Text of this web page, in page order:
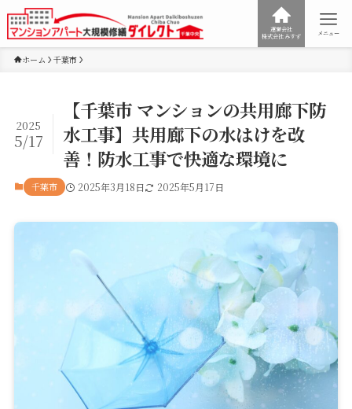
運営会社
株式会社みすず
メニュー
ホーム 千葉市
【千葉市 マンションの共用廊下防
水工事】共用廊下の水はけを改
善！防水工事で快適な環境に
2025
5/17
千葉市 2025年3月18日 2025年5月17日